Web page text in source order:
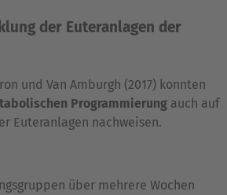
der Euteranlagen der
und Van Amburgh (2017) konnten
Programmierung auch auf
Euteranlagen nachweisen.
über mehrere Wochen